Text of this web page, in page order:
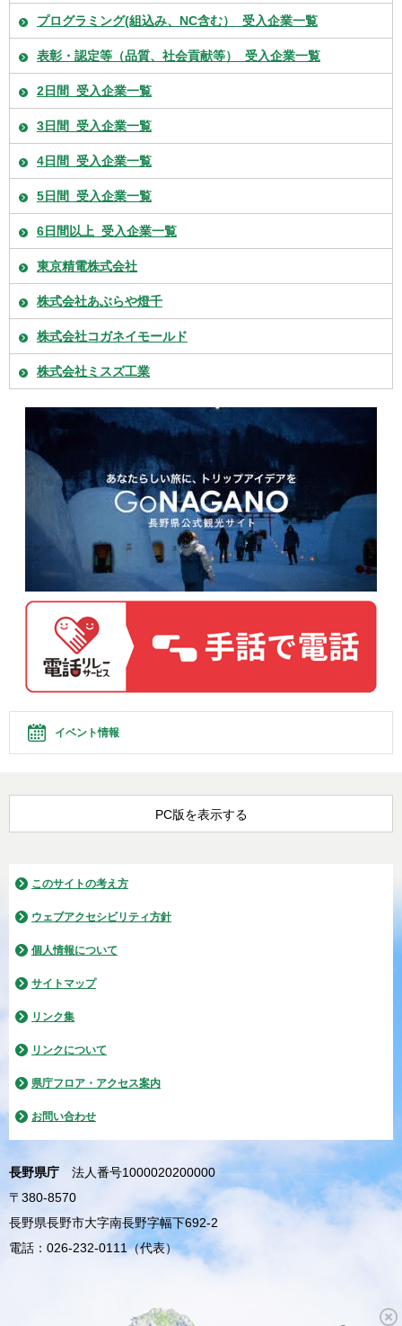
プログラミング(組込み、NC含む）_受入企業一覧
表彰・認定等（品質、社会貢献等）_受入企業一覧
2日間_受入企業一覧
3日間_受入企業一覧
4日間_受入企業一覧
5日間_受入企業一覧
6日間以上_受入企業一覧
東京精電株式会社
株式会社あぶらや燈千
株式会社コガネイモールド
株式会社ミスズ工業
イベント情報
PC版を表示する
このサイトの考え方
ウェブアクセシビリティ方針
個人情報について
サイトマップ
リンク集
リンクについて
県庁フロア・アクセス案内
お問い合わせ
長野県庁
法人番号1000020200000
〒380-8570
長野県長野市大字南長野字幅下692-2
電話：026-232-0111（代表）